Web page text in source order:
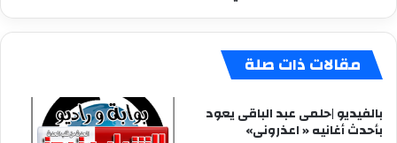
مقالات ذات صلة
بالفيديو |حلمى عبد الباقى يعود
بأحدث أغانيه « اعذرونى»